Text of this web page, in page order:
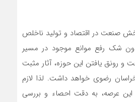
صنعت در اقتصاد و تولید ناخلص
شک رفع موانع موجود در مسیر
یافتن این حوزه، آثار مثبت
رضوی خواهد داشت. لذا لازم
عرصه، به دقت احصاء و بررسی